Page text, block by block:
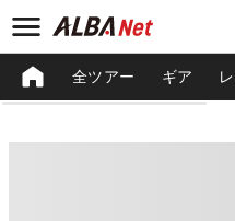
全ツアー ギア